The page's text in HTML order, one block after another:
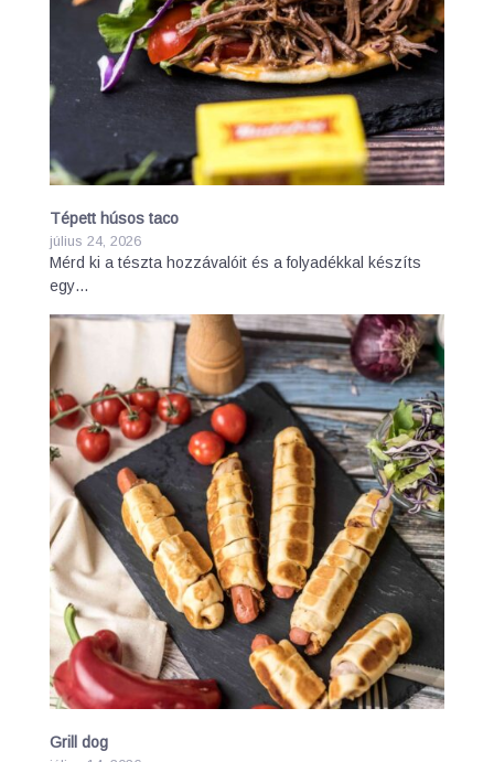
Tépett húsos taco
július 24, 2026
Mérd ki a tészta hozzávalóit és a folyadékkal készíts
egy…
Grill dog